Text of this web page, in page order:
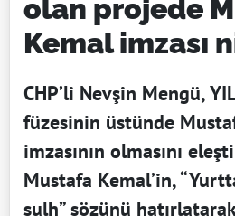
olan projede
Kemal imzası
CHP’li Nevşin Mengü,
füzesinin üstünde
imzasının olmasını
Mustafa Kemal’in,
sulh” sözünü